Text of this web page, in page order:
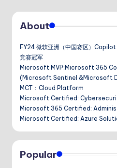
章
分
页
About
FY24 微软亚洲（中国赛区）
竞赛冠军
Microsoft MVP:Microsoft 365
(Microsoft Sentinel &Microsoft
MCT：Cloud Platform
Microsoft Certified:
Microsoft 365 Certified:
Microsoft Certified: Azure
Popular